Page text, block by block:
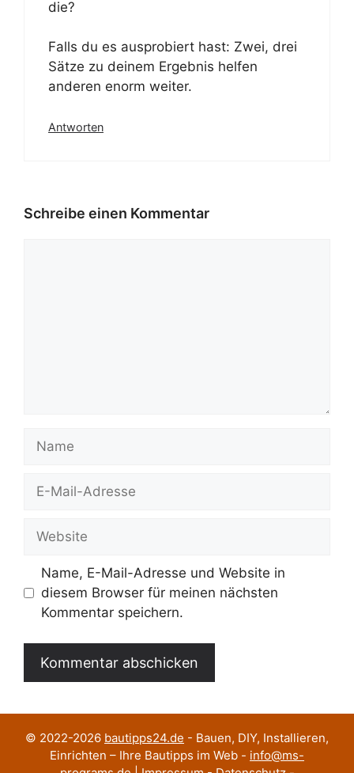
die?
Falls du es ausprobiert hast: Zwei, drei
Sätze zu deinem Ergebnis helfen
anderen enorm weiter.
Antworten
Schreibe einen Kommentar
Name
Website
Name, E-Mail-Adresse und Website in
diesem Browser für meinen nächsten
Kommentar speichern.
© 2022-2026 bautipps24.de - Bauen, DIY, Installieren,
Einrichten – Ihre Bautipps im Web - info@ms-